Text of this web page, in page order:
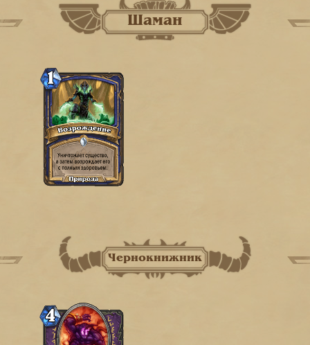
Шаман
Чернокнижник